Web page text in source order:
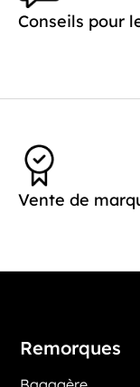
Conseils pour
Vente de
Remorques